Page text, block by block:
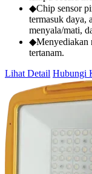
◆Chip sensor
termasuk daya,
menyala/mati,
◆Menyediakan
tertanam.
Lihat Detail Hubungi